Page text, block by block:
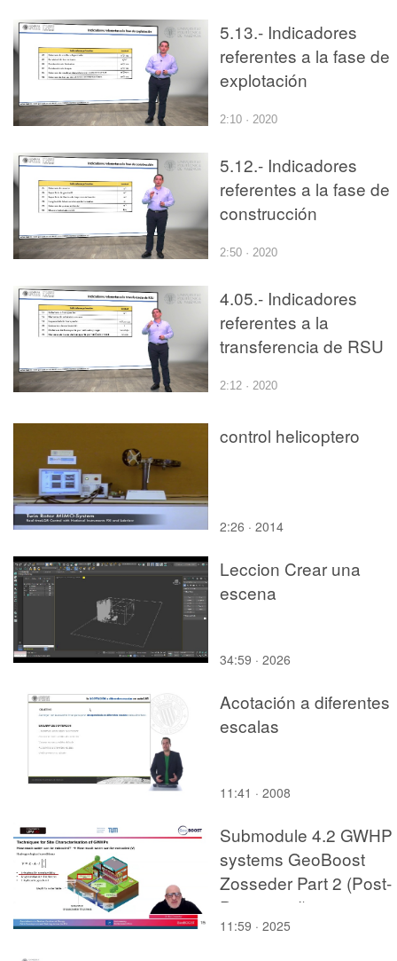
5.13.- Indicadores
referentes a la fase de
explotación
2:10 · 2020
5.12.- Indicadores
referentes a la fase de
construcción
2:50 · 2020
4.05.- Indicadores
referentes a la
transferencia de RSU
2:12 · 2020
control helicoptero
2:26 · 2014
Leccion Crear una
escena
34:59 · 2026
Acotación a diferentes
escalas
11:41 · 2008
Submodule 4.2 GWHP
systems GeoBoost
Zosseder Part 2 (Post-
Processed)
11:59 · 2025